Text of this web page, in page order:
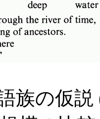
族の仮説